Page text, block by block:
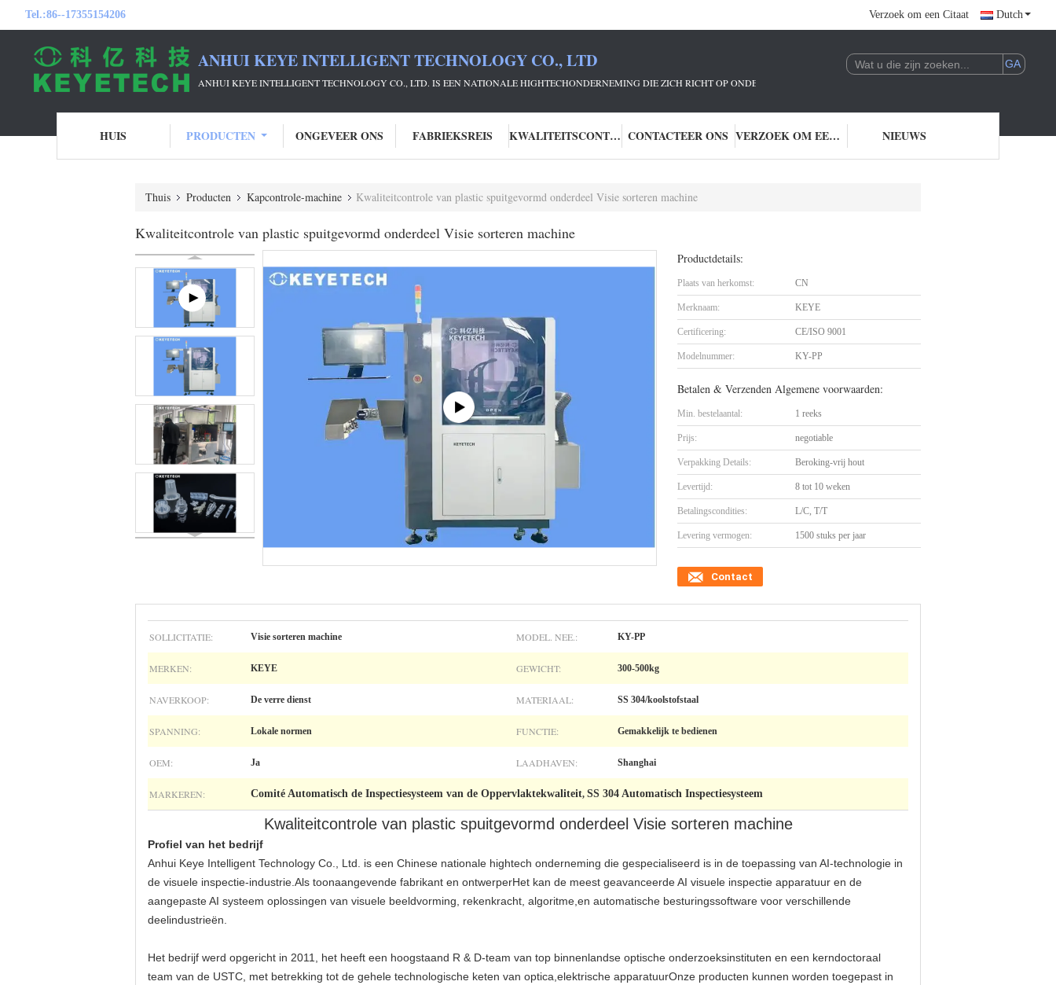
Tel.:86--17355154206 Verzoek om een Citaat Dutch
ANHUI KEYE INTELLIGENT TECHNOLOGY CO., LTD
ANHUI KEYE INTELLIGENT TECHNOLOGY CO., LTD. IS EEN NATIONALE HIGHTECHONDERNEMING DIE ZICH RICHT OP ONDERZOEK EN ONTWIKKELING EN TOEPASSING VAN AI-
HUIS PRODUCTEN ONGEVEER ONS FABRIEKSREIS KWALITEITSCONTROLE CONTACTEER ONS VERZOEK OM EEN CITAAT NIEUWS
Thuis Producten Kapcontrole-machine Kwaliteitcontrole van plastic spuitgevormd onderdeel Visie sorteren machine
Kwaliteitcontrole van plastic spuitgevormd onderdeel Visie sorteren machine
Productdetails:
Plaats van herkomst: CN
Merknaam: KEYE
Certificering: CE/ISO 9001
Modelnummer: KY-PP
Betalen & Verzenden Algemene voorwaarden:
Min. bestelaantal: 1 reeks
Prijs: negotiable
Verpakking Details: Beroking-vrij hout
Levertijd: 8 tot 10 weken
Betalingscondities: L/C, T/T
Levering vermogen: 1500 stuks per jaar
Contact
SOLLICITATIE: Visie sorteren machine MODEL. NEE.: KY-PP
MERKEN: KEYE GEWICHT: 300-500kg
NAVERKOOP: De verre dienst MATERIAAL: SS 304/koolstofstaal
SPANNING: Lokale normen FUNCTIE: Gemakkelijk te bedienen
OEM: Ja LAADHAVEN: Shanghai
MARKEREN: Comité Automatisch de Inspectiesysteem van de Oppervlaktekwaliteit, SS 304 Automatisch Inspectiesysteem
Kwaliteitcontrole van plastic spuitgevormd onderdeel Visie sorteren machine
Profiel van het bedrijf
Anhui Keye Intelligent Technology Co., Ltd. is een Chinese nationale hightech onderneming die gespecialiseerd is in de toepassing van AI-technologie in
de visuele inspectie-industrie.Als toonaangevende fabrikant en ontwerperHet kan de meest geavanceerde AI visuele inspectie apparatuur en de
aangepaste AI systeem oplossingen van visuele beeldvorming, rekenkracht, algoritme,en automatische besturingssoftware voor verschillende
deelindustrieën.
Het bedrijf werd opgericht in 2011, het heeft een hoogstaand R & D-team van top binnenlandse optische onderzoeksinstituten en een kerndoctoraal
team van de USTC, met betrekking tot de gehele technologische keten van optica,elektrische apparatuurOnze producten kunnen worden toegepast in